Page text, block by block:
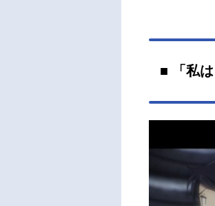
■ 「私